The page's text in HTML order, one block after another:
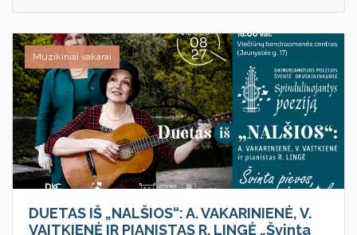
Muzikiniai vakarai
DUETAS IŠ „NALŠIOS“: A. VAKARINIENĖ, V.
VAITKIENĖ IR PIANISTAS R. LINGĖ „Švinta